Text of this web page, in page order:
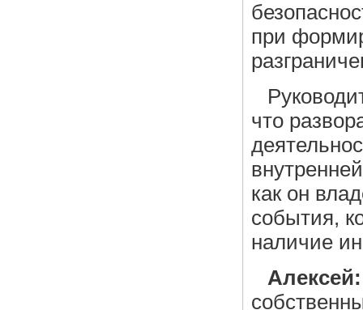
при
что
как он
события,
наличие
Алексей: